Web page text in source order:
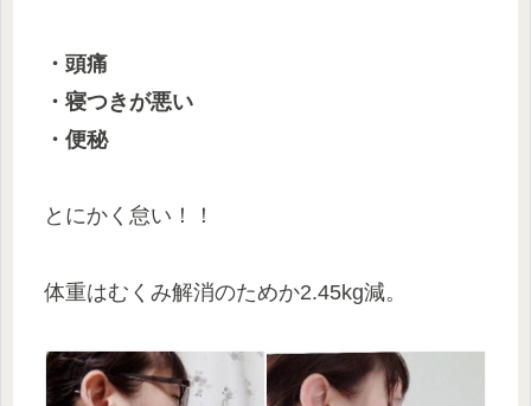
・頭痛
・寝つきが悪い
・便秘
とにかく怠い！！
体重はむくみ解消のためか2.45kg減。